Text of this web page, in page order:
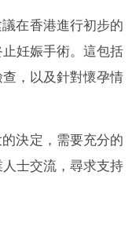
在香港進行初步的
妊娠手術。這包括
，以及針對懷孕情
決定，需要充分的
士交流，尋求支持